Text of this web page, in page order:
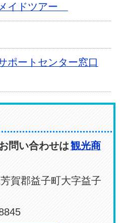
イドツアー
ポートセンター窓口
問い合わせは観光商
賀郡益子町大字益子